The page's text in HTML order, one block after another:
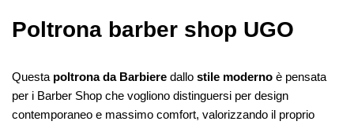
Poltrona barber shop UGO
Questa poltrona da Barbiere dallo stile moderno è pensata
per i Barber Shop che vogliono distinguersi per design
contemporaneo e massimo comfort, valorizzando il proprio